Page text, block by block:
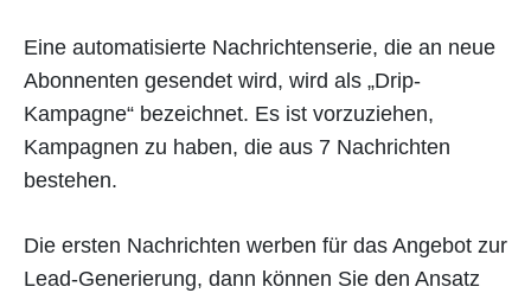
Eine automatisierte Nachrichtenserie, die an neue
Abonnenten gesendet wird, wird als „Drip-
Kampagne“ bezeichnet. Es ist vorzuziehen,
Kampagnen zu haben, die aus 7 Nachrichten
bestehen.
Die ersten Nachrichten werben für das Angebot zur
Lead-Generierung, dann können Sie den Ansatz